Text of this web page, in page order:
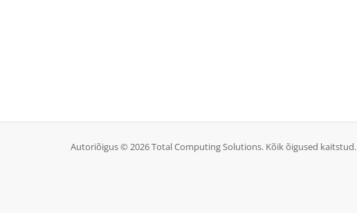
Autoriõigus © 2026 Total Computing Solutions. Kõik õigused kaitstud.